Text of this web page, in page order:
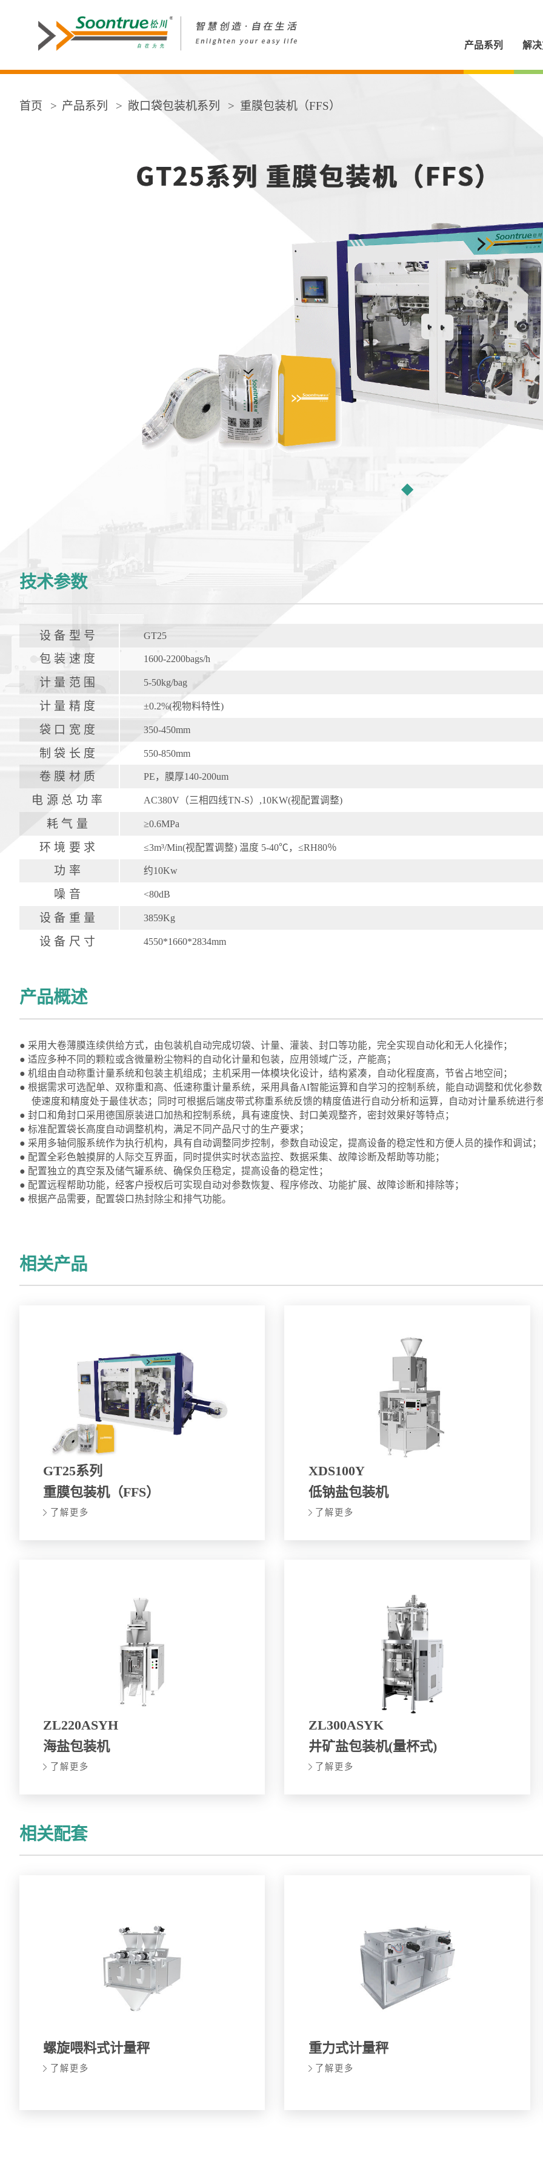
产品系列 解
首页 产品系列 敞口袋包装机系列 重膜包装机（FFS）
技术参数
设备型号 GT25
包装速度 1600-2200bags/h
计量范围 5-50kg/bag
计量精度 ±0.2%(视物料特性)
袋口宽度 350-450mm
制袋长度 550-850mm
卷膜材质 PE，膜厚140-200um
电源总功率 AC380V（三相四线TN-S）,10KW(视配置调整)
耗气量 ≥0.6MPa
环境要求 ≤3m³/Min(视配置调整) 温度 5-40℃，≤RH80％
功率 约10Kw
噪音 <80dB
设备重量 3859Kg
设备尺寸 4550*1660*2834mm
产品概述
● 采用大卷薄膜连续供给方式，由包装机自动完成切袋、计量、灌装、封口等功能，完全实现自动化和无人化操作；
● 适应多种不同的颗粒或含微量粉尘物料的自动化计量和包装，应用领域广泛，产能高；
● 机组由自动称重计量系统和包装主机组成；主机采用一体模块化设计，结构紧凑，自动化程度高，节省占地空间；
● 根据需求可选配单、双称重和高、低速称重计量系统，采用具备AI智能运算和自学习的控制系统，能自动调整和优化参
使速度和精度处于最佳状态；同时可根据后端皮带式称重系统反馈的精度值进行自动分析和运算，自动对计量系统进行
● 封口和角封口采用德国原装进口加热和控制系统，具有速度快、封口美观整齐，密封效果好等特点；
● 标准配置袋长高度自动调整机构，满足不同产品尺寸的生产要求；
● 采用多轴伺服系统作为执行机构，具有自动调整同步控制，参数自动设定，提高设备的稳定性和方便人员的操作和调试；
● 配置全彩色触摸屏的人际交互界面，同时提供实时状态监控、数据采集、故障诊断及帮助等功能；
● 配置独立的真空泵及储气罐系统、确保负压稳定，提高设备的稳定性；
● 配置远程帮助功能，经客户授权后可实现自动对参数恢复、程序修改、功能扩展、故障诊断和排除等；
● 根据产品需要，配置袋口热封除尘和排气功能。
相关产品
GT25系列
重膜包装机（FFS）
了解更多
XDS100Y
低钠盐包装机
了解更多
ZL220ASYH
海盐包装机
了解更多
ZL300ASYK
井矿盐包装机(量杯式)
了解更多
相关配套
螺旋喂料式计量秤
了解更多
重力式计量秤
了解更多